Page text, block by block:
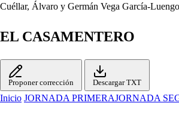
Cuéllar, Álvaro y Germán Vega García-
EL CASAMENTERO
Proponer corrección Descargar TXT
Inicio JORNADA PRIMERAJORNADA